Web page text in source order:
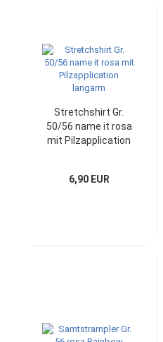
Stretchshirt Gr.
50/56 name it rosa
mit Pilzapplication
6,90 EUR